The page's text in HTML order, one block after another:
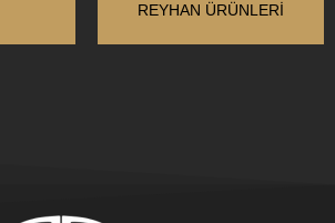
REYHAN ÜRÜNLERI